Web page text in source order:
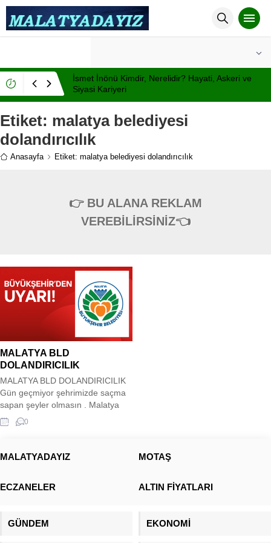
İsmet İnönü Kimdir, Nerelidir? Hayati, Askeri ve
Siyasi Kariyeri
Etiket: malatya belediyesi
dolandırıcılık
Anasayfa Etiket: malatya belediyesi dolandırıcılık
👉 BU ALANA REKLAM
VEREBİLİRSİNİZ👈
MALATYA BLD
DOLANDIRICILIK
MALATYA BLD DOLANDIRICILIK
Gün geçmiyor şehrimizde saçma
sapan şeyler olmasın . Malatya
Büyükşehir belediyesini resmi
mesaj sisteminden dolandırıcılık
büyükşehir belediyesi aynı
sıkıntı var eğer bu mesaj aynı
BÜYÜKŞEHİR BELEDİYESİNDEN
0
MALATYADAYIZ MOTAŞ
ECZANELER ALTIN FİYATLARI
GÜNDEM EKONOMİ